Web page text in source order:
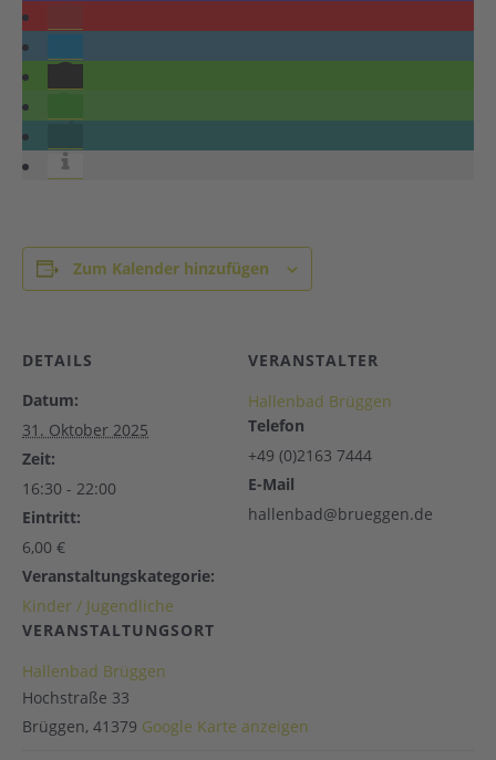
Zum Kalender hinzufügen
DETAILS
Datum:
31. Oktober 2025
Zeit:
16:30 - 22:00
Eintritt:
6,00 €
Veranstaltungskategorie:
Kinder / Jugendliche
VERANSTALTUNGSORT
Hallenbad Brüggen
Hochstraße 33
Brüggen, 41379 Google Karte anzeigen
VERANSTALTER
Hallenbad Brüggen
Telefon
+49 (0)2163 7444
E-Mail
hallenbad@brueggen.de